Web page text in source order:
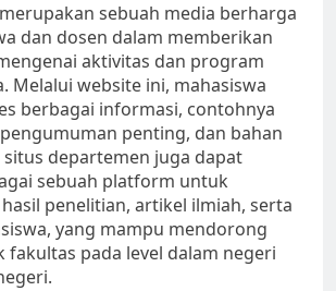
sebuah media berharga
dan dosen dalam memberikan
aktivitas dan program
Melalui website ini, mahasiswa
berbagai informasi, contohnya
penting, dan bahan
situs departemen juga dapat
sebuah platform untuk
penelitian, artikel ilmiah, serta
yang mampu mendorong
fakultas pada level dalam negeri